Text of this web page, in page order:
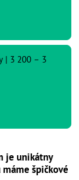
| 3 200 – 3
je unikátny
máme špičkové